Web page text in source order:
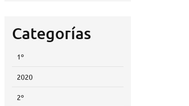
Categorías
1º
2020
2º